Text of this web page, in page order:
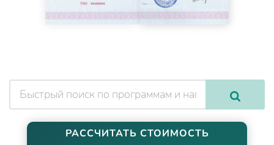
РАССЧИТАТЬ СТОИМОСТЬ